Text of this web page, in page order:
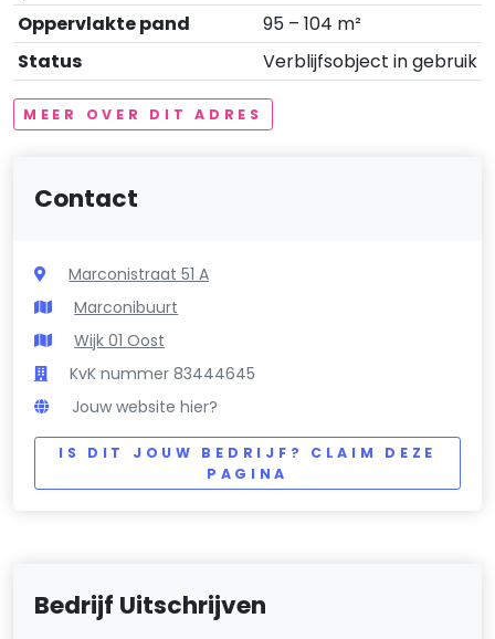
Oppervlakte pand
95 – 104 m²
Status
Verblijfsobject in gebruik
MEER OVER DIT ADRES
Contact
Marconistraat 51 A
Marconibuurt
Wijk 01 Oost
KvK nummer 83444645
Jouw website hier?
IS DIT JOUW BEDRIJF? CLAIM DEZE
PAGINA
Bedrijf Uitschrijven